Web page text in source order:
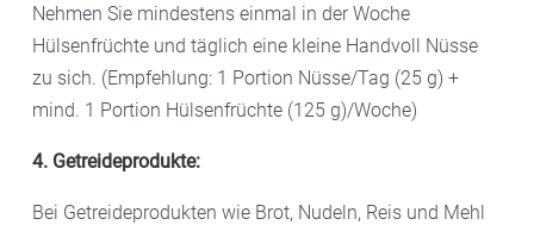
Nehmen Sie mindestens einmal in der Woche
Hülsenfrüchte und täglich eine kleine Handvoll Nüsse
zu sich. (Empfehlung: 1 Portion Nüsse/Tag (25 g) +
mind. 1 Portion Hülsenfrüchte (125 g)/Woche)
4. Getreideprodukte:
Bei Getreideprodukten wie Brot, Nudeln, Reis und Mehl